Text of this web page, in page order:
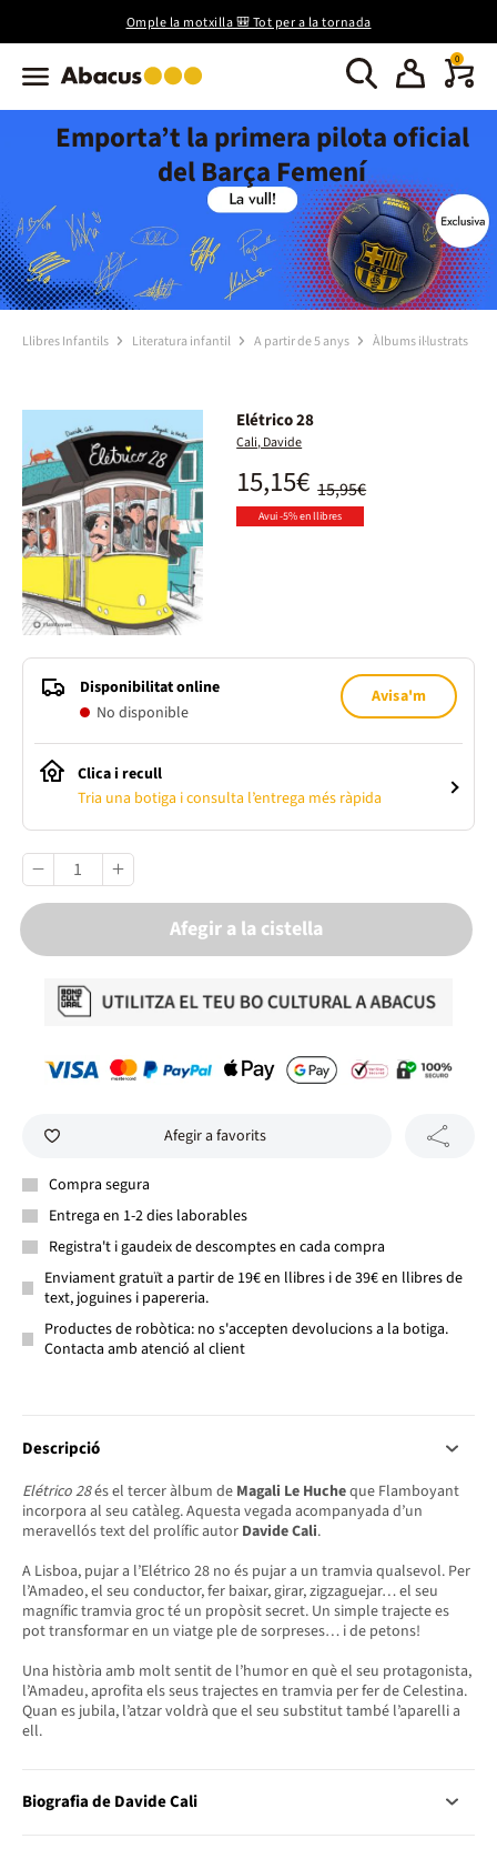
Omple la motxilla 🎒 Tot per a la tornada
0
Emporta’t la primera pilota oficial
del Barça Femení
Llibres Infantils Literatura infantil A partir de 5 anys Àlbums il·lustrats
Elétrico 28
Cali, Davide
15,95€
15,15€
Avui -5% en llibres
Disponibilitat online
No disponible
Avisa'm
Clica i recull
Tria una botiga i consulta l’entrega més ràpida
Afegir a la cistella
Afegir a favorits
Compra segura
Entrega en 1-2 dies laborables
Registra't i gaudeix de descomptes en cada compra
Enviament gratuït a partir de 19€ en llibres i de 39€ en llibres de
text, joguines i papereria.
Productes de robòtica: no s'accepten devolucions a la botiga.
Contacta amb atenció al client
Descripció
Elétrico 28és el tercer àlbum de Magali Le Hucheque Flamboyant
incorpora al seu catàleg. Aquesta vegada acompanyada d’un
meravellós text del prolífic autor Davide Cali.
A Lisboa, pujar a l’Elétrico 28 no és pujar a un tramvia qualsevol. Per
l’Amadeo, el seu conductor, fer baixar, girar, zigzaguejar… el seu
magnífic tramvia groc té un propòsit secret. Un simple trajecte es
pot transformar en un viatge ple de sorpreses… i de petons!
Una història amb molt sentit de l’humor en què el seu protagonista,
l’Amadeu, aprofita els seus trajectes en tramvia per fer de Celestina.
Quan es jubila, l’atzar voldrà que el seu substitut també l’aparelli a
ell.
Biografia de Davide Cali